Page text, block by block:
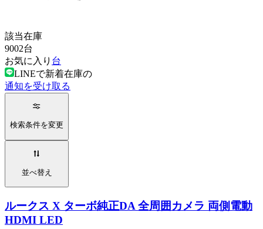
該当在庫
9002台
お気に入り 台
LINEで新着在庫の
通知を受け取る
検索条件を変更
並べ替え
ルークス X ターボ純正DA 全周囲カメラ 両側電動
HDMI LED